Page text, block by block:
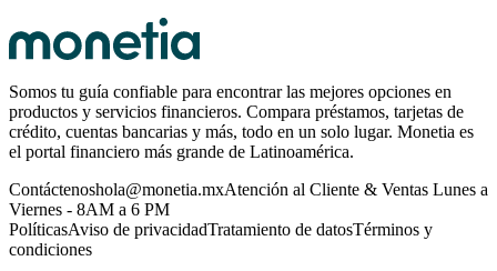
Somos tu guía confiable para encontrar las mejores opciones en
productos y servicios financieros. Compara préstamos, tarjetas de
crédito, cuentas bancarias y más, todo en un solo lugar. Monetia es
el portal financiero más grande de Latinoamérica.
Contáctenoshola@monetia.mxAtención al Cliente & Ventas Lunes a
Viernes - 8AM a 6 PM
PolíticasAviso de privacidadTratamiento de datosTérminos y
condiciones